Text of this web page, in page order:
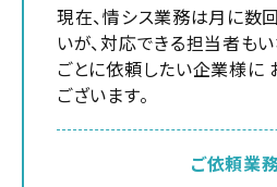
現在、情シス業務は月に数
いが、対応できる担当者も
ごとに依頼したい企業様に
ございます。
ご依頼業